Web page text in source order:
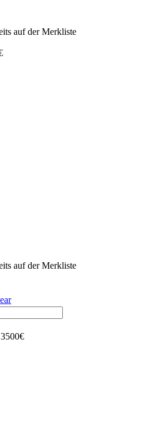
auf der Merkliste
auf der Merkliste